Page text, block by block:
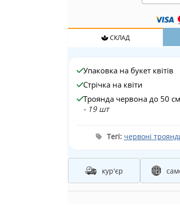
СКЛАД
Упаковка на букет квітів
Стрічка на квіти
Троянда червона до 50 см
- 19 шт
Тегі: червоні
кур'єр